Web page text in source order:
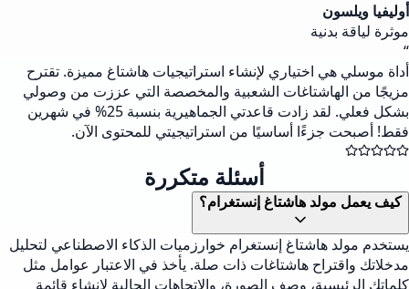
أوليفيا ويلسون
موثرة لياقة بدنية
“
أداة موسلي هي اختياري لإنشاء استراتيجيات هاشتاغ مميزة. تقترح
مزيجًا من الهاشتاغات الشعبية والمخصصة التي عززت من وصولي
بشكل فعلي. لقد زادت قاعدتي الجماهيرية بنسبة 25% في شهرين
فقط! أصبحت جزءًا أساسيًا من استراتيجيتي للمحتوى الآن.
أسئلة متكررة
كيف يعمل مولد هاشتاغ إنستغرام؟
يستخدم مولد هاشتاغ إنستغرام خوارزميات الذكاء الاصطناعي لتحليل
مدخلاتك واقتراح هاشتاغات ذات صلة. يأخذ في الاعتبار عوامل مثل
كلماتك الرئيسية، وصف الصورة، والاتجاهات الحالية لإنشاء قائمة